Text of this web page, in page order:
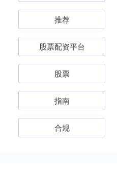
推荐
股票配资平台
股票
指南
合规